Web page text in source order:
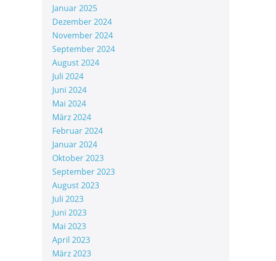
Januar 2025
Dezember 2024
November 2024
September 2024
August 2024
Juli 2024
Juni 2024
Mai 2024
März 2024
Februar 2024
Januar 2024
Oktober 2023
September 2023
August 2023
Juli 2023
Juni 2023
Mai 2023
April 2023
März 2023